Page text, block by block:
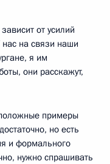
от усилий
на связи наши
я им
они расскажут,
примеры
но есть
и формального
нужно спрашивать